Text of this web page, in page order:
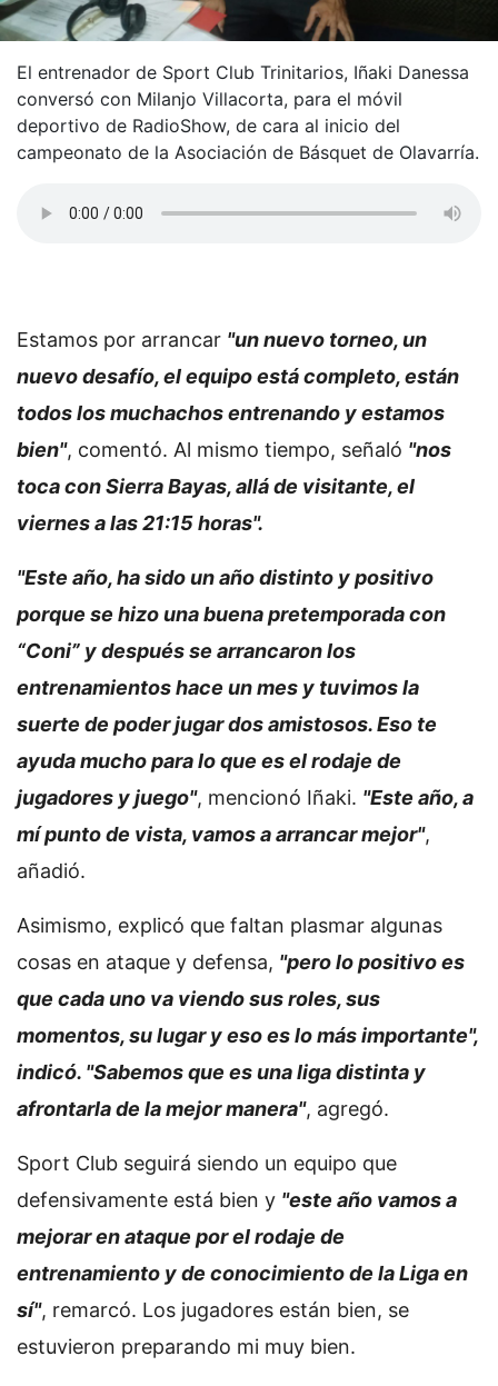
El entrenador de Sport Club Trinitarios, Iñaki Danessa
conversó con Milanjo Villacorta, para el móvil
deportivo de RadioShow, de cara al inicio del
campeonato de la Asociación de Básquet de Olavarría.
Estamos por arrancar "un nuevo torneo, un
nuevo desafío, el equipo está completo, están
todos los muchachos entrenando y estamos
bien", comentó. Al mismo tiempo, señaló "nos
toca con Sierra Bayas, allá de visitante, el
viernes a las 21:15 horas".
"Este año, ha sido un año distinto y positivo
porque se hizo una buena pretemporada con
“Coni” y después se arrancaron los
entrenamientos hace un mes y tuvimos la
suerte de poder jugar dos amistosos. Eso te
ayuda mucho para lo que es el rodaje de
jugadores y juego", mencionó Iñaki. "Este año, a
mí punto de vista, vamos a arrancar mejor",
añadió.
Asimismo, explicó que faltan plasmar algunas
cosas en ataque y defensa, "pero lo positivo es
que cada uno va viendo sus roles, sus
momentos, su lugar y eso es lo más importante",
indicó. "Sabemos que es una liga distinta y
afrontarla de la mejor manera", agregó.
Sport Club seguirá siendo un equipo que
defensivamente está bien y "este año vamos a
mejorar en ataque por el rodaje de
entrenamiento y de conocimiento de la Liga en
sí", remarcó. Los jugadores están bien, se
estuvieron preparando mi muy bien.